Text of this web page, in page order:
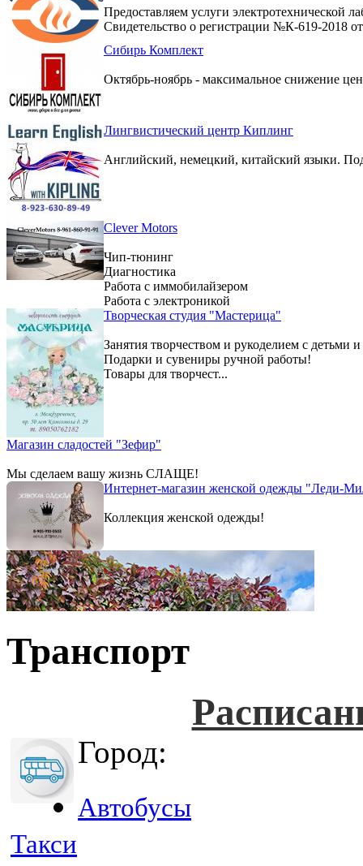
Предоставляем услуги электротехнической
Свидетельство о регистрации №К-619-2018 от
Сибирь Комплект
Октябрь-ноябрь - максимальное снижение
Лингвистический центр Киплинг
Английский, немецкий, китайский языки.
Clever Motors
Чип-тюнинг
Диагностика
Работа с иммобилайзером
Работа с электроникой
Творческая студия "Мастерица"
Занятия творчеством и рукоделием с детьми
Подарки и сувениры ручной работы!
Товары для творчест...
Магазин сладостей "Зефир"
Мы сделаем вашу жизнь СЛАЩЕ!
Интернет-магазин женской одежды "Леди-
Коллекция женской одежды!
Транспорт
Город:
Автобусы
Такси